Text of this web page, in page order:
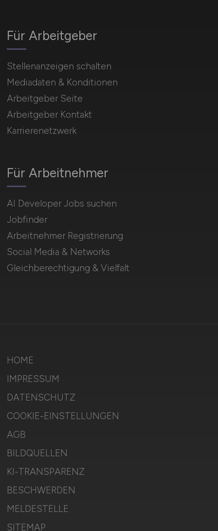
Für Arbeitnehmer
AI Developer Jobs suchen
Jobfinder
Arbeitnehmer Registrierung
Social Media & Networks
Gleichberechtigung & Vielfalt
Für Arbeitgeber
Stellenanzeigen schalten
Mediadaten & Konditionen
Arbeitgeber Seite
Arbeitgeber Kontakt
Karrierenetzwerk
HOME
IMPRESSUM
DATENSCHUTZ
COOKIE-EINSTELLUNGEN
AGB
BILDQUELLEN
KI-TRANSPARENZ
BESCHWERDEN
MELDESTELLE
SITEMAP